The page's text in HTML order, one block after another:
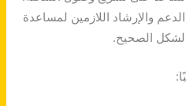
ولهذا توفر Signature Movers الدعم والإرشاد اللازمين لمساعدة
الصحيح.